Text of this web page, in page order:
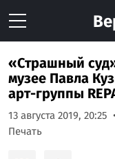
«Страшный
музее Павла
арт-группы
13 августа 2019, 20:25
Печать